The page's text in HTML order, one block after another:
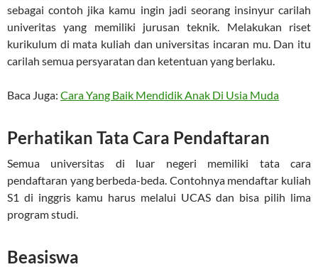
sebagai contoh jika kamu ingin jadi seorang insinyur carilah
univeritas yang memiliki jurusan teknik. Melakukan riset
kurikulum di mata kuliah dan universitas incaran mu. Dan itu
carilah semua persyaratan dan ketentuan yang berlaku.
Baca Juga: Cara Yang Baik Mendidik Anak Di Usia Muda
Perhatikan Tata Cara Pendaftaran
Semua universitas di luar negeri memiliki tata cara
pendaftaran yang berbeda-beda. Contohnya mendaftar kuliah
S1 di inggris kamu harus melalui UCAS dan bisa pilih lima
program studi.
Beasiswa